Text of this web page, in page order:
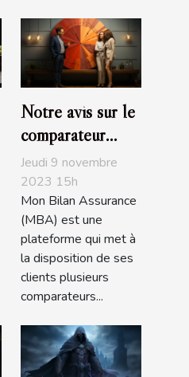
Notre avis sur le
comparateur
d’assurance de
prêt de MBA
Jeudi 9 novembre
2023 15h
Mon Bilan Assurance
(MBA) est une
plateforme qui met à
la disposition de ses
clients plusieurs
comparateurs...